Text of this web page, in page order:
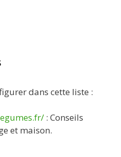
dans cette liste :
: Conseils
et maison.